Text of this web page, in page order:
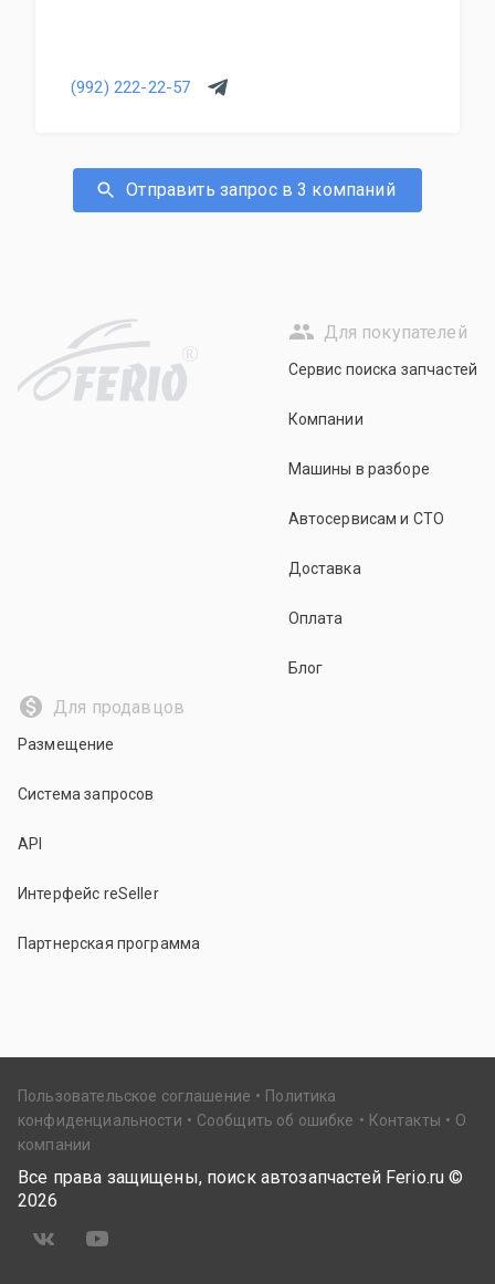
(992) 222-22-57
Отправить запрос в 3 компаний
R
Для покупателей
Сервис поиска запчастей
Компании
Машины в разборе
Автосервисам и СТО
Доставка
Оплата
Блог
Для продавцов
Размещение
Система запросов
API
Интерфейс reSeller
Партнерская программа
Пользовательское соглашение
Политика
конфиденциальности
Сообщить об ошибке Контакты
О
компании
Все права защищены, поиск автозапчастей Ferio.ru ©
2026